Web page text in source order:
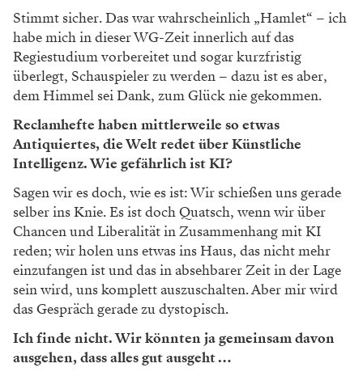
Stimmt sicher. Das war wahrscheinlich „Hamlet“ – ich
habe mich in dieser WG-Zeit innerlich auf das
Regiestudium vorbereitet und sogar kurzfristig
überlegt, Schauspieler zu werden – dazu ist es aber,
dem Himmel sei Dank, zum Glück nie gekommen.
Reclamhefte haben mittlerweile so etwas
Antiquiertes, die Welt redet über Künstliche
Intelligenz. Wie gefährlich ist KI?
Sagen wir es doch, wie es ist: Wir schießen uns gerade
selber ins Knie. Es ist doch Quatsch, wenn wir über
Chancen und Liberalität in Zusammenhang mit KI
reden; wir holen uns etwas ins Haus, das nicht mehr
einzufangen ist und das in absehbarer Zeit in der Lage
sein wird, uns komplett auszuschalten. Aber mir wird
das Gespräch gerade zu dystopisch.
Ich finde nicht. Wir könnten ja gemeinsam davon
ausgehen, dass alles gut ausgeht …